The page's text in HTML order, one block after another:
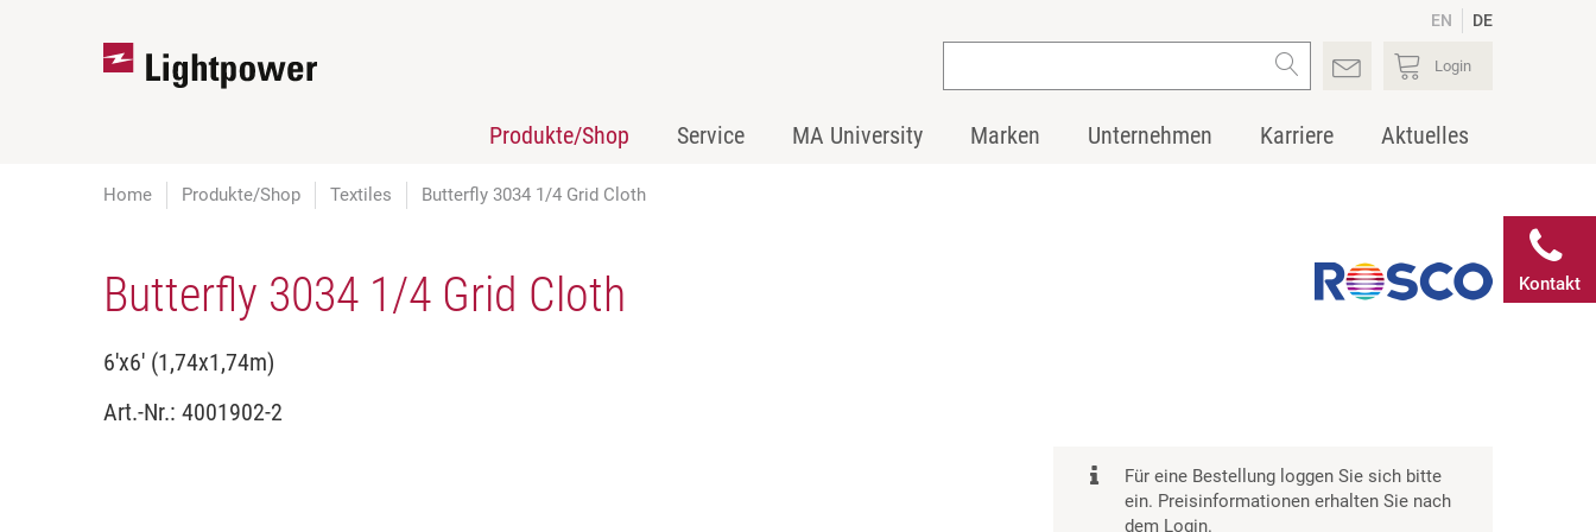
EN DE
Login
Produkte/Shop Service MA University Marken Unternehmen Karriere Aktuelles
Kontakt
Home Produkte/Shop Textiles Butterfly 3034 1/4 Grid Cloth
Butterfly 3034 1/4 Grid Cloth
6'x6' (1,74x1,74m)
Art.-Nr.: 4001902-2
Für eine Bestellung loggen Sie sich bitte
ein. Preisinformationen erhalten Sie nach
dem Login.